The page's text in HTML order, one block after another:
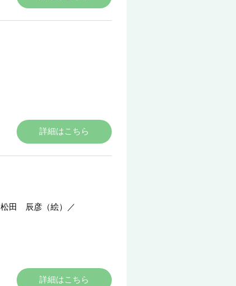
詳細はこちら
松田 辰彦（絵）
／
詳細はこちら